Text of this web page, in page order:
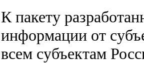
К пакету
информации от
всем субъектам